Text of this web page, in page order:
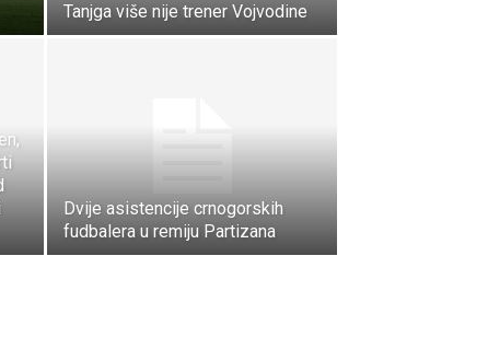
Tanjga više nije trener Vojvodine
Dvije asistencije crnogorskih
fudbalera u remiju Partizana